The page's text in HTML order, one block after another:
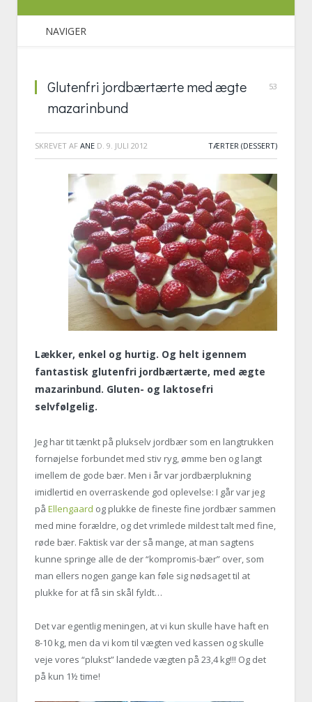
NAVIGER
Glutenfri jordbærtærte med ægte
mazarinbund
53
SKREVET AF ANE D. 9. JULI 2012 TÆRTER (DESSERT)
Lækker, enkel og hurtig. Og helt igennem
fantastisk glutenfri jordbærtærte, med ægte
mazarinbund. Gluten- og laktosefri
selvfølgelig.
Jeg har tit tænkt på plukselv jordbær som en langtrukken
fornøjelse forbundet med stiv ryg, ømme ben og langt
imellem de gode bær. Men i år var jordbærplukning
imidlertid en overraskende god oplevelse: I går var jeg
på Ellengaard og plukke de fineste fine jordbær sammen
med mine forældre, og det vrimlede mildest talt med fine,
røde bær. Faktisk var der så mange, at man sagtens
kunne springe alle de der “kompromis-bær” over, som
man ellers nogen gange kan føle sig nødsaget til at
plukke for at få sin skål fyldt…
Det var egentlig meningen, at vi kun skulle have haft en
8-10 kg, men da vi kom til vægten ved kassen og skulle
veje vores “plukst” landede vægten på 23,4 kg!!! Og det
på kun 1½ time!